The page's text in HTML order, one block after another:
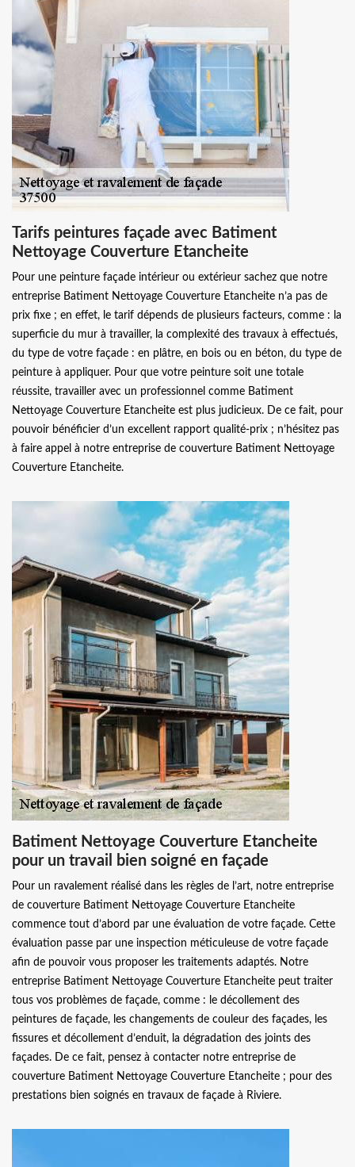
Tarifs peintures façade avec Batiment
Nettoyage Couverture Etancheite
Pour une peinture façade intérieur ou extérieur sachez que notre
entreprise Batiment Nettoyage Couverture Etancheite n’a pas de
prix fixe ; en effet, le tarif dépends de plusieurs facteurs, comme : la
superficie du mur à travailler, la complexité des travaux à effectués,
du type de votre façade : en plâtre, en bois ou en béton, du type de
peinture à appliquer. Pour que votre peinture soit une totale
réussite, travailler avec un professionnel comme Batiment
Nettoyage Couverture Etancheite est plus judicieux. De ce fait, pour
pouvoir bénéficier d’un excellent rapport qualité-prix ; n’hésitez pas
à faire appel à notre entreprise de couverture Batiment Nettoyage
Couverture Etancheite.
Batiment Nettoyage Couverture Etancheite
pour un travail bien soigné en façade
Pour un ravalement réalisé dans les règles de l’art, notre entreprise
de couverture Batiment Nettoyage Couverture Etancheite
commence tout d’abord par une évaluation de votre façade. Cette
évaluation passe par une inspection méticuleuse de votre façade
afin de pouvoir vous proposer les traitements adaptés. Notre
entreprise Batiment Nettoyage Couverture Etancheite peut traiter
tous vos problèmes de façade, comme : le décollement des
peintures de façade, les changements de couleur des façades, les
fissures et décollement d’enduit, la dégradation des joints des
façades. De ce fait, pensez à contacter notre entreprise de
couverture Batiment Nettoyage Couverture Etancheite ; pour des
prestations bien soignés en travaux de façade à Riviere.